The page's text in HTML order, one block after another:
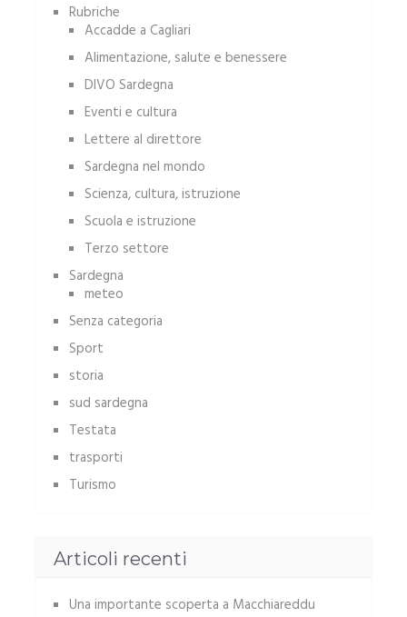
Rubriche
Accadde a Cagliari
Alimentazione, salute e benessere
DIVO Sardegna
Eventi e cultura
Lettere al direttore
Sardegna nel mondo
Scienza, cultura, istruzione
Scuola e istruzione
Terzo settore
Sardegna
meteo
Senza categoria
Sport
storia
sud sardegna
Testata
trasporti
Turismo
Articoli recenti
Una importante scoperta a Macchiareddu